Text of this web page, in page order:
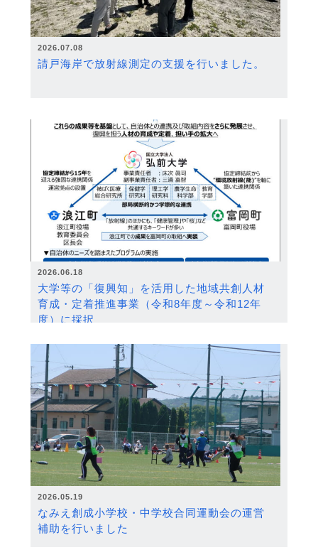
2026.07.08
請戸海岸で放射線測定の支援を行いました。
2026.06.18
大学等の「復興知」を活用した地域共創人材
育成・定着推進事業（令和8年度～令和12年
度）に採択
2026.05.19
なみえ創成小学校・中学校合同運動会の運営
補助を行いました